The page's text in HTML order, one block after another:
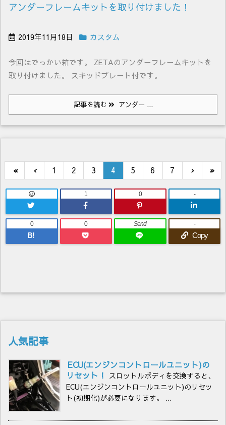
アンダーフレームキットを取り付けました！
2019年11月18日 カスタム
今回はでっかい箱です。 ZETAのアンダーフレームキットを
取り付けました。 スキッドプレート付です。
記事を読む アンダー ...
« ‹ 1 2 3 4 5 6 7 › »
1 0 -
B!
0 0 Send
Copy
-
人気記事
ECU(エンジンコントロールユニット)の
リセット！ スロットルボディを交換すると、
ECU(エンジンコントロールユニット)のリセッ
ト(初期化)が必要になります。 ...